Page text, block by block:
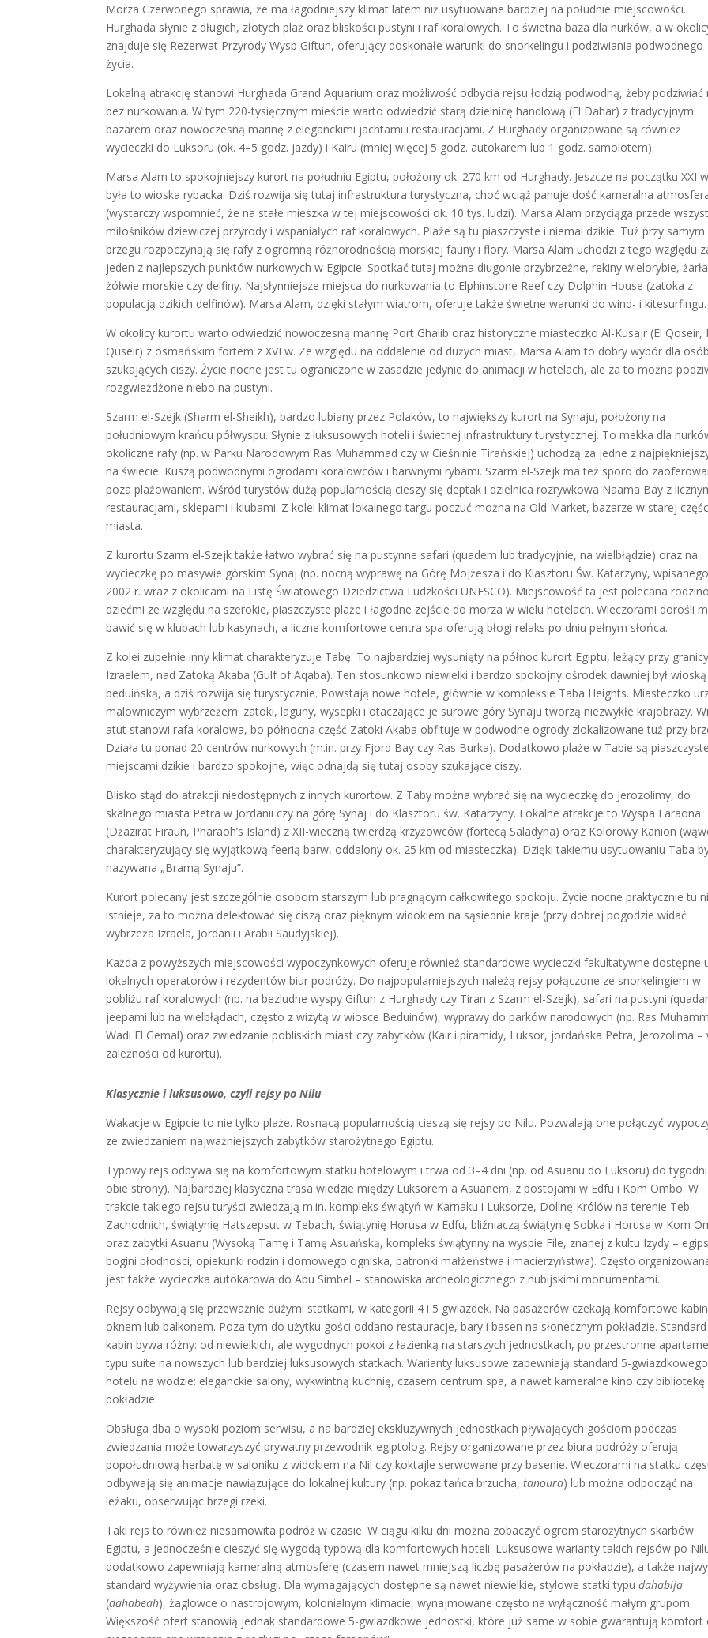
Morza Czerwonego sprawia, że ma łagodniejszy klimat latem niż usytuowane bardziej na południe miejscowości.
Hurghada słynie z długich, złotych plaż oraz bliskości pustyni i raf koralowych. To świetna baza dla nurków, a w
znajduje się Rezerwat Przyrody Wysp Giftun, oferujący doskonałe warunki do snorkelingu i podziwiania podwodnego
życia.
Lokalną atrakcję stanowi Hurghada Grand Aquarium oraz możliwość odbycia rejsu łodzią podwodną, żeby podziwiać
bez nurkowania. W tym 220-tysięcznym mieście warto odwiedzić starą dzielnicę handlową (El Dahar) z tradycyjnym
bazarem oraz nowoczesną marinę z eleganckimi jachtami i restauracjami. Z Hurghady organizowane są również
wycieczki do Luksoru (ok. 4–5 godz. jazdy) i Kairu (mniej więcej 5 godz. autokarem lub 1 godz. samolotem).
Marsa Alam to spokojniejszy kurort na południu Egiptu, położony ok. 270 km od Hurghady. Jeszcze na początku XXI
była to wioska rybacka. Dziś rozwija się tutaj infrastruktura turystyczna, choć wciąż panuje dość kameralna
(wystarczy wspomnieć, że na stałe mieszka w tej miejscowości ok. 10 tys. ludzi). Marsa Alam przyciąga przede
miłośników dziewiczej przyrody i wspaniałych raf koralowych. Plaże są tu piaszczyste i niemal dzikie. Tuż przy samym
brzegu rozpoczynają się rafy z ogromną różnorodnością morskiej fauny i flory. Marsa Alam uchodzi z tego względu
jeden z najlepszych punktów nurkowych w Egipcie. Spotkać tutaj można diugonie przybrzeżne, rekiny wielorybie,
żółwie morskie czy delfiny. Najsłynniejsze miejsca do nurkowania to Elphinstone Reef czy Dolphin House (zatoka z
populacją dzikich delfinów). Marsa Alam, dzięki stałym wiatrom, oferuje także świetne warunki do wind- i kitesurfingu.
W okolicy kurortu warto odwiedzić nowoczesną marinę Port Ghalib oraz historyczne miasteczko Al-Kusajr (El Qoseir,
Quseir) z osmańskim fortem z XVI w. Ze względu na oddalenie od dużych miast, Marsa Alam to dobry wybór dla osób
szukających ciszy. Życie nocne jest tu ograniczone w zasadzie jedynie do animacji w hotelach, ale za to można
rozgwieżdżone niebo na pustyni.
Szarm el-Szejk (Sharm el-Sheikh), bardzo lubiany przez Polaków, to największy kurort na Synaju, położony na
południowym krańcu półwyspu. Słynie z luksusowych hoteli i świetnej infrastruktury turystycznej. To mekka dla
okoliczne rafy (np. w Parku Narodowym Ras Muhammad czy w Cieśninie Tirańskiej) uchodzą za jedne z
na świecie. Kuszą podwodnymi ogrodami koralowców i barwnymi rybami. Szarm el-Szejk ma też sporo do
poza plażowaniem. Wśród turystów dużą popularnością cieszy się deptak i dzielnica rozrywkowa Naama Bay z
restauracjami, sklepami i klubami. Z kolei klimat lokalnego targu poczuć można na Old Market, bazarze w starej
miasta.
Z kurortu Szarm el-Szejk także łatwo wybrać się na pustynne safari (quadem lub tradycyjnie, na wielbłądzie) oraz na
wycieczkę po masywie górskim Synaj (np. nocną wyprawę na Górę Mojżesza i do Klasztoru Św. Katarzyny,
2002 r. wraz z okolicami na Listę Światowego Dziedzictwa Ludzkości UNESCO). Miejscowość ta jest polecana
dziećmi ze względu na szerokie, piaszczyste plaże i łagodne zejście do morza w wielu hotelach. Wieczorami dorośli
bawić się w klubach lub kasynach, a liczne komfortowe centra spa oferują błogi relaks po dniu pełnym słońca.
Z kolei zupełnie inny klimat charakteryzuje Tabę. To najbardziej wysunięty na północ kurort Egiptu, leżący przy
Izraelem, nad Zatoką Akaba (Gulf of Aqaba). Ten stosunkowo niewielki i bardzo spokojny ośrodek dawniej był wioską
beduińską, a dziś rozwija się turystycznie. Powstają nowe hotele, głównie w kompleksie Taba Heights. Miasteczko
malowniczym wybrzeżem: zatoki, laguny, wysepki i otaczające je surowe góry Synaju tworzą niezwykłe krajobrazy.
atut stanowi rafa koralowa, bo północna część Zatoki Akaba obfituje w podwodne ogrody zlokalizowane tuż przy
Działa tu ponad 20 centrów nurkowych (m.in. przy Fjord Bay czy Ras Burka). Dodatkowo plaże w Tabie są
miejscami dzikie i bardzo spokojne, więc odnajdą się tutaj osoby szukające ciszy.
Blisko stąd do atrakcji niedostępnych z innych kurortów. Z Taby można wybrać się na wycieczkę do Jerozolimy, do
skalnego miasta Petra w Jordanii czy na górę Synaj i do Klasztoru św. Katarzyny. Lokalne atrakcje to Wyspa Faraona
(Dżazirat Firaun, Pharaoh’s Island) z XII-wieczną twierdzą krzyżowców (fortecą Saladyna) oraz Kolorowy Kanion
charakteryzujący się wyjątkową feerią barw, oddalony ok. 25 km od miasteczka). Dzięki takiemu usytuowaniu Taba
nazywana „Bramą Synaju”.
Kurort polecany jest szczególnie osobom starszym lub pragnącym całkowitego spokoju. Życie nocne praktycznie tu
istnieje, za to można delektować się ciszą oraz pięknym widokiem na sąsiednie kraje (przy dobrej pogodzie widać
wybrzeża Izraela, Jordanii i Arabii Saudyjskiej).
Każda z powyższych miejscowości wypoczynkowych oferuje również standardowe wycieczki fakultatywne dostępne
lokalnych operatorów i rezydentów biur podróży. Do najpopularniejszych należą rejsy połączone ze snorkelingiem w
pobliżu raf koralowych (np. na bezludne wyspy Giftun z Hurghady czy Tiran z Szarm el-Szejk), safari na pustyni
jeepami lub na wielbłądach, często z wizytą w wiosce Beduinów), wyprawy do parków narodowych (np. Ras
Wadi El Gemal) oraz zwiedzanie pobliskich miast czy zabytków (Kair i piramidy, Luksor, jordańska Petra, Jerozolima –
zależności od kurortu).
Klasycznie i luksusowo, czyli rejsy po Nilu
Wakacje w Egipcie to nie tylko plaże. Rosnącą popularnością cieszą się rejsy po Nilu. Pozwalają one połączyć
ze zwiedzaniem najważniejszych zabytków starożytnego Egiptu.
Typowy rejs odbywa się na komfortowym statku hotelowym i trwa od 3–4 dni (np. od Asuanu do Luksoru) do
obie strony). Najbardziej klasyczna trasa wiedzie między Luksorem a Asuanem, z postojami w Edfu i Kom Ombo. W
trakcie takiego rejsu turyści zwiedzają m.in. kompleks świątyń w Karnaku i Luksorze, Dolinę Królów na terenie Teb
Zachodnich, świątynię Hatszepsut w Tebach, świątynię Horusa w Edfu, bliźniaczą świątynię Sobka i Horusa w Kom
oraz zabytki Asuanu (Wysoką Tamę i Tamę Asuańską, kompleks świątynny na wyspie File, znanej z kultu Izydy –
bogini płodności, opiekunki rodzin i domowego ogniska, patronki małżeństwa i macierzyństwa). Często
jest także wycieczka autokarowa do Abu Simbel – stanowiska archeologicznego z nubijskimi monumentami.
Rejsy odbywają się przeważnie dużymi statkami, w kategorii 4 i 5 gwiazdek. Na pasażerów czekają komfortowe
oknem lub balkonem. Poza tym do użytku gości oddano restauracje, bary i basen na słonecznym pokładzie. Standard
kabin bywa różny: od niewielkich, ale wygodnych pokoi z łazienką na starszych jednostkach, po przestronne
typu suite na nowszych lub bardziej luksusowych statkach. Warianty luksusowe zapewniają standard 5-gwiazdkowego
hotelu na wodzie: eleganckie salony, wykwintną kuchnię, czasem centrum spa, a nawet kameralne kino czy bibliotekę
pokładzie.
Obsługa dba o wysoki poziom serwisu, a na bardziej ekskluzywnych jednostkach pływających gościom podczas
zwiedzania może towarzyszyć prywatny przewodnik-egiptolog. Rejsy organizowane przez biura podróży oferują
popołudniową herbatę w saloniku z widokiem na Nil czy koktajle serwowane przy basenie. Wieczorami na statku
odbywają się animacje nawiązujące do lokalnej kultury (np. pokaz tańca brzucha,tanoura) lub można odpocząć na
leżaku, obserwując brzegi rzeki.
Taki rejs to również niesamowita podróż w czasie. W ciągu kilku dni można zobaczyć ogrom starożytnych skarbów
Egiptu, a jednocześnie cieszyć się wygodą typową dla komfortowych hoteli. Luksusowe warianty takich rejsów po
dodatkowo zapewniają kameralną atmosferę (czasem nawet mniejszą liczbę pasażerów na pokładzie), a także
standard wyżywienia oraz obsługi. Dla wymagających dostępne są nawet niewielkie, stylowe statki typudahabija
(dahabeah), żaglowce o nastrojowym, kolonialnym klimacie, wynajmowane często na wyłączność małym grupom.
Większość ofert stanowią jednak standardowe 5-gwiazdkowe jednostki, które już same w sobie gwarantują komfort